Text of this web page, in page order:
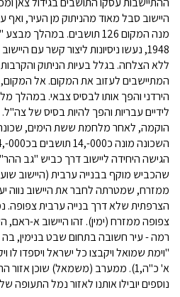
היישוב סבל מאוד מהניתוק מן העיר,
1948, נעשו ניסיונות ליצור קשר עם
ללא הצלחה. בגלל בעיות הניתוק
המתיישבים לעזוב את המקום. אל המקום,
הירדני והפך אותו לבסיס צבאי. במהלך
לידיים עבריות והפך להיות בסיס של
הוקמה, לאחר מלחמת ששת הימים,
הגישה היחידה ליישוב דרך כביש "גב ההר"
שהכביש מוקף בבנייה ערבית (היישוב
ממזרח, שמטרתה לחבר את היישוב נווה
הצרפתית שלא דרך בנייה ערבית צפופה.
צפופה ממזרח (ימין). זהו היישוב א-
רמה - עיר חשובה בתחום שבט בנימין,
"וימת שמואל ויקבצו כל ישראל ויספדו
א' כ"ה,1). ממערב (משמאל) שוכן
נוספים יובילו אותנו לאזור נמל התעופה